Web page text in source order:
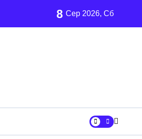
8 Сер 2026, Сб